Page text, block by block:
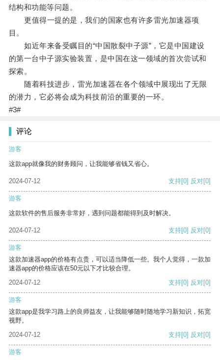
结构和功能等问题。
更值得一提的是，我们的国家也有许多雷光加速器项
目。
如近年来备受瞩目的“中国散裂中子源”，它是中国建设
的第一台中子源实验装置，是中国在这一领域的首次尝试和
探索。
随着科技进步，雷光加速器在各个领域中展现出了无限
的潜力，它必将会成为科技前沿的重要的一环。
#3#
评论
游客
这款app就像我的财务顾问，让我能够省钱又省心。
2024-07-12 支持[0] 反对[0]
游客
这款软件的售后服务非常好，遇到问题都能得到及时解决。
2024-07-12 支持[0] 反对[0]
游客
这款加速器app的价格有点贵，可以适当降低一些。我个人觉得，一款加
速器app的价格应该在50元以下才比较合理。
2024-07-12
支持[0] 反对[0]
游客
这款app是我学习路上的良师益友，让我能够随时随地学习新知识，拓宽
视野。
2024-07-12
支持[0] 反对[0]
游客